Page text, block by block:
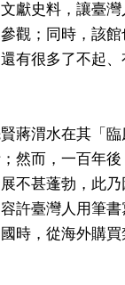
獻史料，讓臺
觀；同時，該
有很多了不起
蔣渭水在其「
然而，一百年
不甚蓬勃，此
許臺灣人用筆
時，從海外購